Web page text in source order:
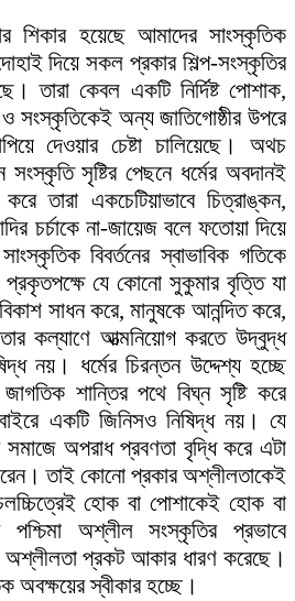
শিকার হয়েছে আমাদের সাংস্কৃতিক
দিয়ে সকল প্রকার শিল্প-সংস্কৃতির
তারা কেবল একটি নির্দিষ্ট পোশাক,
ও সংস্কৃতিকেই অন্য জাতিগোষ্ঠীর উপরে
দেওয়ার চেষ্টা চালিয়েছে। অথচ
সংস্কৃতি সৃষ্টির পেছনে ধর্মের অবদানই
তারা একচেটিয়াভাবে চিত্রাঙ্কন,
চর্চাকে না-জায়েজ বলে ফতোয়া দিয়ে
বিবর্তনের স্বাভাবিক গতিকে
যে কোনো সুকুমার বৃত্তি যা
সাধন করে, মানুষকে আনন্দিত করে,
কল্যাণে আত্মনিয়োগ করতে উদ্বুদ্ধ
নয়। ধর্মের চিরন্তন উদ্দেশ্য হচ্ছে
শান্তির পথে বিঘ্ন সৃষ্টি করে
একটি জিনিসও নিষিদ্ধ নয়। যে
অপরাধ প্রবণতা বৃদ্ধি করে এটা
করেন। তাই কোনো প্রকার অশ্লীলতাকেই
হোক বা পোশাকেই হোক বা
অশ্লীল সংস্কৃতির প্রভাবে
অশ্লীলতা প্রকট আকার ধারণ করেছে।
অবক্ষয়ের স্বীকার হচ্ছে।